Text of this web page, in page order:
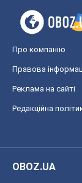
Про компанію
Правова
Реклама на сайті
Редакційна
OBOZ.UA